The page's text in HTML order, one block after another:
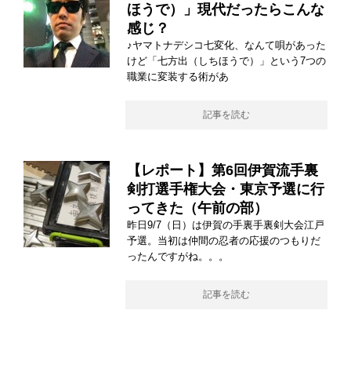
ほうで）」現代だったらこんな
感じ？
♪ヤマトナデシコ七変化、なんて唄があった
けど「七方出（しちほうで）」という7つの
職業に変装する術があ
記事を読む
【レポート】第6回伊賀流手裏
剣打選手権大会・東京予選に行
ってきた（午前の部）
昨日9/7（日）は伊賀の手裏手裏剣大会江戸
予選。当初は仲間の忍者の応援のつもりだ
ったんですがね。。。
記事を読む